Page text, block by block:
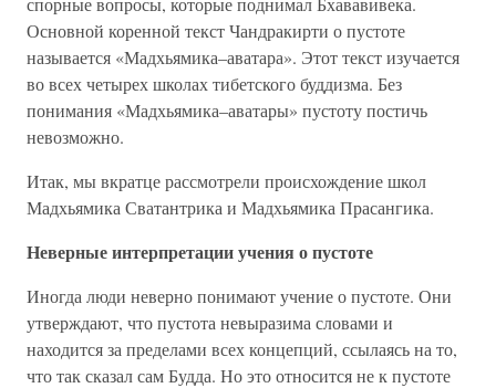
Основной коренной текст Чандракирти о пустоте
называется «Мадхьямика–аватара». Этот текст изучается
во всех четырех школах тибетского буддизма. Без
понимания «Мадхьямика–аватары» пустоту постичь
невозможно.
Итак, мы вкратце рассмотрели происхождение школ
Мадхьямика Сватантрика и Мадхьямика Прасангика.
Неверные интерпретации учения о пустоте
Иногда люди неверно понимают учение о пустоте. Они
утверждают, что пустота невыразима словами и
находится за пределами всех концепций, ссылаясь на то,
что так сказал сам Будда. Но это относится не к пустоте